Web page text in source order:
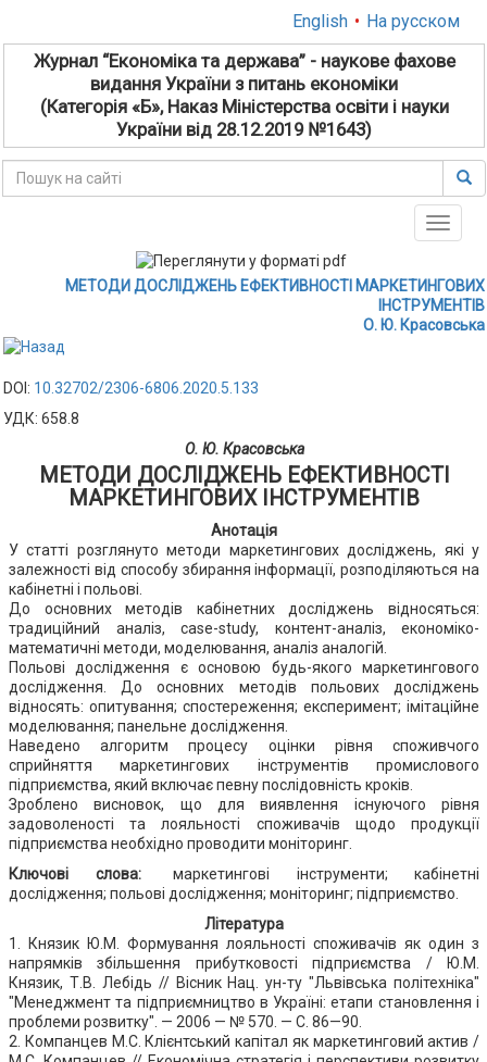
English • На русском
Журнал “Економіка та держава” - наукове фахове
видання України з питань економіки
(Категорія «Б», Наказ Міністерства освіти і науки
України від 28.12.2019 №1643)
Toggle
МЕТОДИ ДОСЛІДЖЕНЬ ЕФЕКТИВНОСТІ МАРКЕТИНГОВИХ
ІНСТРУМЕНТІВ
О. Ю. Красовська
DOI: 10.32702/2306-6806.2020.5.133
УДК: 658.8
О. Ю. Красовська
МЕТОДИ ДОСЛІДЖЕНЬ ЕФЕКТИВНОСТІ
МАРКЕТИНГОВИХ ІНСТРУМЕНТІВ
Анотація
У статті розглянуто методи маркетингових досліджень, які у
залежності від способу збирання інформації, розподіляються на
кабінетні і польові.
До основних методів кабінетних досліджень відносяться:
традиційний аналіз, сase-study, контент-аналіз, економіко-
математичні методи, моделювання, аналіз аналогій.
Польові дослідження є основою будь-якого маркетингового
дослідження. До основних методів польових досліджень
відносять: опитування; спостереження; експеримент; імітаційне
моделювання; панельне дослідження.
Наведено алгоритм процесу оцінки рівня споживчого
сприйняття маркетингових інструментів промислового
підприємства, який включає певну послідовність кроків.
Зроблено висновок, що для виявлення існуючого рівня
задоволеності та лояльності споживачів щодо продукції
підприємства необхідно проводити моніторинг.
Ключові слова:
маркетингові інструменти; кабінетні
дослідження; польові дослідження; моніторинг; підприємство.
Література
1. Князик Ю.М. Формування лояльності споживачів як один з
напрямків збільшення прибутковості підприємства / Ю.М.
Князик, Т.В. Лебідь // Вісник Нац. ун-ту "Львівська політехніка"
"Менеджмент та підприємництво в Україні: етапи становлення і
проблеми розвитку". — 2006 — № 570. — С. 86—90.
2. Компанцев М.С. Клієнтський капітал як маркетинговий актив /